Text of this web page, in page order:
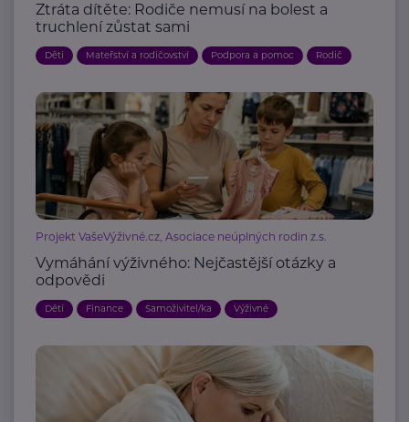
Ztráta dítěte: Rodiče nemusí na bolest a
truchlení zůstat sami
Děti Mateřství a rodičovství Podpora a pomoc Rodič
Projekt VašeVýživné.cz, Asociace neúplných rodin z.s.
Vymáhání výživného: Nejčastější otázky a
odpovědi
Děti Finance Samoživitel/ka Výživné